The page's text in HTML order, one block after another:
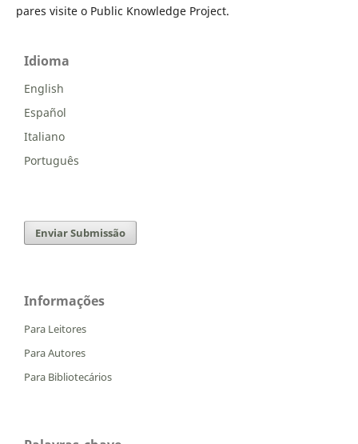
pares visite o Public Knowledge Project.
Idioma
English
Español
Italiano
Português
Enviar Submissão
Informações
Para Leitores
Para Autores
Para Bibliotecários